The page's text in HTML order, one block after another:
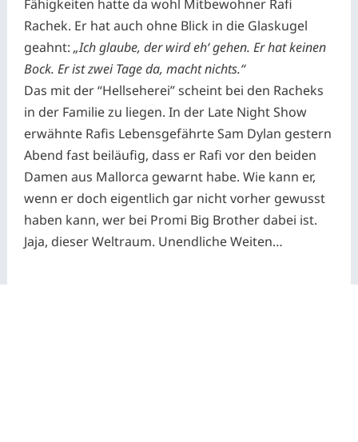
Fähigkeiten hatte da wohl Mitbewohner Rafi
Rachek. Er hat auch ohne Blick in die Glaskugel
geahnt:„Ich glaube, der wird eh‘ gehen. Er hat keinen
Bock. Er ist zwei Tage da, macht nichts.“
Das mit der “Hellseherei” scheint bei den Racheks
in der Familie zu liegen. In der Late Night Show
erwähnte Rafis Lebensgefährte Sam Dylan gestern
Abend fast beiläufig, dass er Rafi vor den beiden
Damen aus Mallorca gewarnt habe. Wie kann er,
wenn er doch eigentlich gar nicht vorher gewusst
haben kann, wer bei Promi Big Brother dabei ist.
Jaja, dieser Weltraum. Unendliche Weiten…